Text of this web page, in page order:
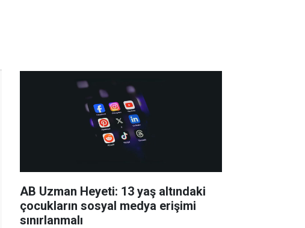
AB Uzman Heyeti: 13 yaş altındaki
çocukların sosyal medya erişimi
sınırlanmalı